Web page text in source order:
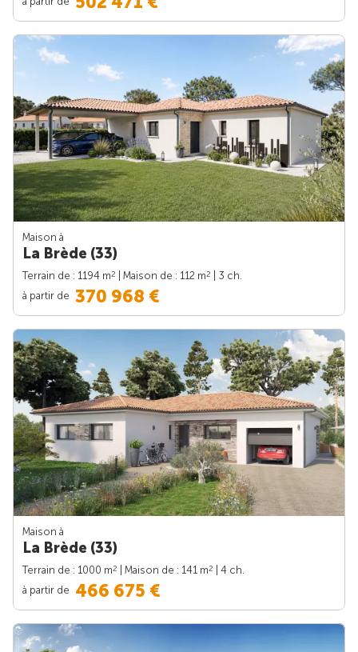
Maison à
La Brède (33)
Terrain de : 1194 m2 | Maison de : 112 m2
| 3 ch.
à partir de 370 968 €
Maison à
La Brède (33)
Terrain de : 1000 m2 | Maison de : 141 m2
| 4 ch.
à partir de 466 675 €